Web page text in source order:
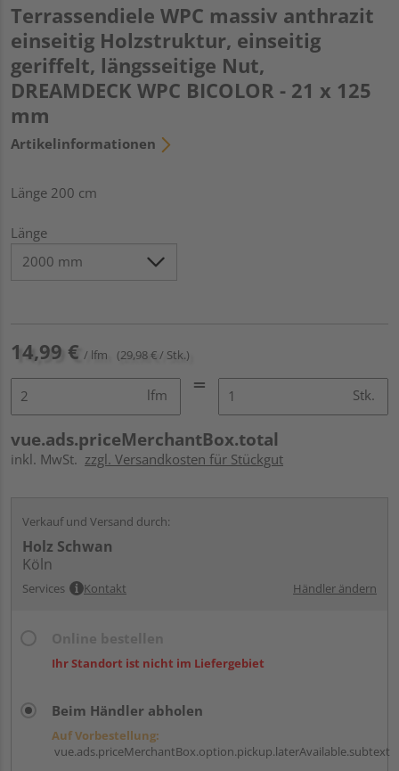
Terrassendiele WPC massiv anthrazit
einseitig Holzstruktur, einseitig
geriffelt, längsseitige Nut,
DREAMDECK WPC BICOLOR - 21 x 125
mm
Artikelinformationen
Länge 200 cm
Länge
14,99 € / lfm (29,98 € / Stk.)
lfm Stk.
vue.ads.priceMerchantBox.total
inkl. MwSt. zzgl. Versandkosten für Stückgut
Verkauf und Versand durch:
Holz Schwan
Köln
Services Kontakt Händler ändern
Ihr Standort ist nicht im Liefergebiet
Beim Händler abholen
Auf Vorbestellung:
vue.ads.priceMerchantBox.option.pickup.laterAvailable.subtext